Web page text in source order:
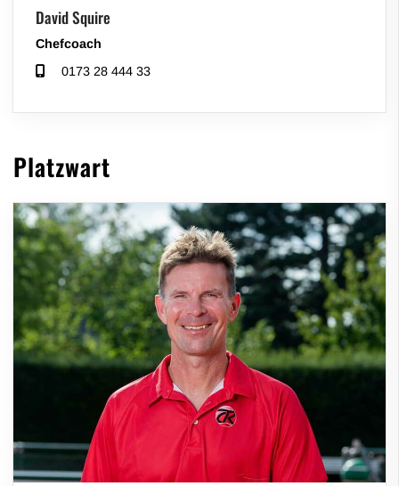
David Squire
Chefcoach
0173 28 444 33
Platzwart